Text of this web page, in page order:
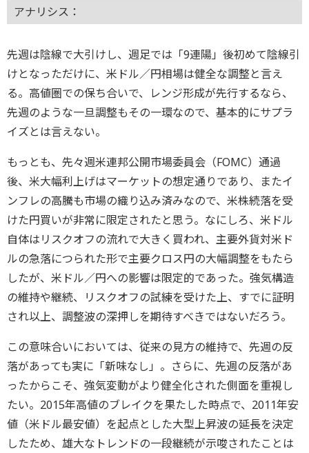
アナリシス：
先週は陰線で大引けし、週足では「9連陽」後初めて陰線引
けとなっただけに、米ドル／円相場は健全な調整と言え
る。高値圏での保ち合いで、レンジ形成が先行するなら、
先週のような一旦調整もその一環なので、基本的にサプラ
イズとは言えない。
もっとも、先々週米連邦公開市場委員会（FOMC）通過
後、米大幅利上げはマーケットの想定通りであり、またイ
ンフレの高騰も市場の織り込み済みなので、米株続落を受
けた円買いが非常に限定されたと思う。なにしろ、米ドル
自体はリスクオフの流れで大きく買われ、主要外貨対米ド
ルの急落につられた形で主要クロス円の大幅調整をもたら
したが、米ドル／円への影響は限定的であった。強気構造
の維持や継続、リスクオフの試練を受けた上、すでに証明
され以上、調整波の深押しを期待すべきではないだろう。
この意味合いにおいては、従来の見方の維持で、先週の反
落があっても実に「新味なし」。さらに、先週の反落があ
ったからこそ、強気変動がより健全化された側面を重視し
たい。2015年高値のブレイクを果たした時点で、2011年安
値（米ドル最安値）を起点とした大型上昇波の延長を決定
したため、雄大なトレンドの一段継続が示唆されたことは